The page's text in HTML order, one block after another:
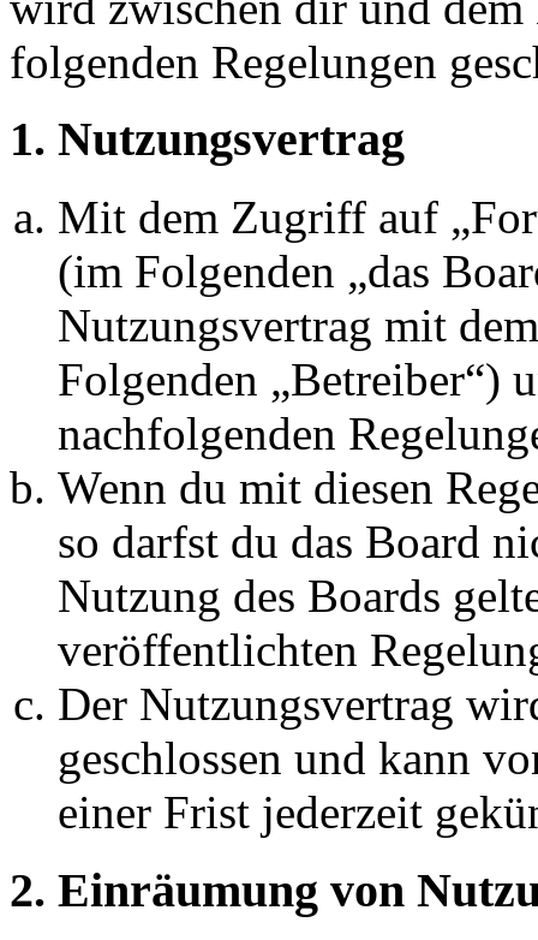
folgenden Regelungen
1. Nutzungsvertrag
Mit dem Zugriff auf
(im Folgenden „das
Nutzungsvertrag mit
Folgenden „Betreiber“)
nachfolgenden
Wenn du mit diesen
so darfst du das Board
Nutzung des Boards
veröffentlichten
Der Nutzungsvertrag
geschlossen und kann
einer Frist jederzeit
2. Einräumung von